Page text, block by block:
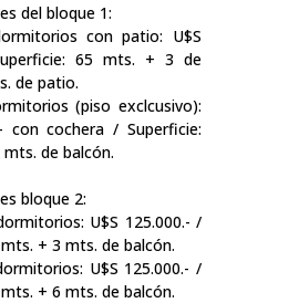
del bloque 1:
con patio: U$S
65 mts. + 3 de
de patio.
(piso exclcusivo):
con cochera / Superficie:
de balcón.
bloque 2:
U$S 125.000.- /
+ 3 mts. de balcón.
U$S 125.000.- /
+ 6 mts. de balcón.